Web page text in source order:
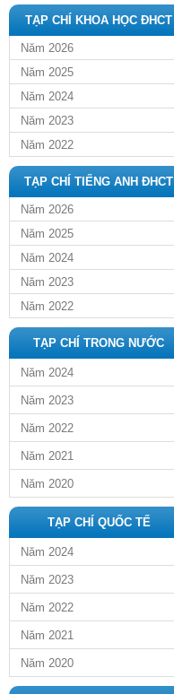
TẠP CHÍ KHOA HỌC ĐHCT
Năm 2026
Năm 2025
Năm 2024
Năm 2023
Năm 2022
TẠP CHÍ TIẾNG ANH ĐHCT
Năm 2026
Năm 2025
Năm 2024
Năm 2023
Năm 2022
TẠP CHÍ TRONG NƯỚC
Năm 2024
Năm 2023
Năm 2022
Năm 2021
Năm 2020
TẠP CHÍ QUỐC TẾ
Năm 2024
Năm 2023
Năm 2022
Năm 2021
Năm 2020